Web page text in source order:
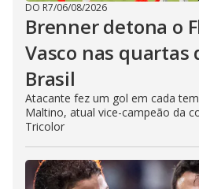
DO R7/06/08/2026
Brenner detona o
Vasco nas quartas
Brasil
Atacante fez um gol em cada
Maltino, atual vice-campeão da
Tricolor